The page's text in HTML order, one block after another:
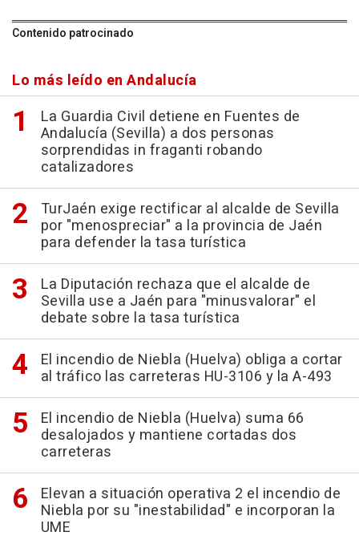
Contenido patrocinado
Lo más leído en Andalucía
La Guardia Civil detiene en Fuentes de
Andalucía (Sevilla) a dos personas
sorprendidas in fraganti robando
catalizadores
TurJaén exige rectificar al alcalde de Sevilla
por "menospreciar" a la provincia de Jaén
para defender la tasa turística
La Diputación rechaza que el alcalde de
Sevilla use a Jaén para "minusvalorar" el
debate sobre la tasa turística
El incendio de Niebla (Huelva) obliga a cortar
al tráfico las carreteras HU-3106 y la A-493
El incendio de Niebla (Huelva) suma 66
desalojados y mantiene cortadas dos
carreteras
Elevan a situación operativa 2 el incendio de
Niebla por su "inestabilidad" e incorporan la
UME